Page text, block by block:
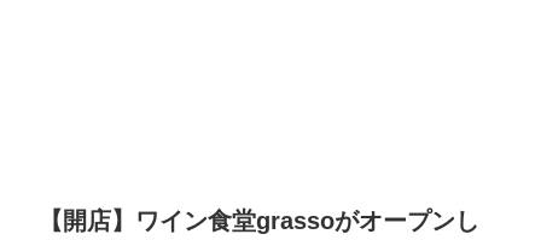
【開店】ワイン食堂grassoがオープンし